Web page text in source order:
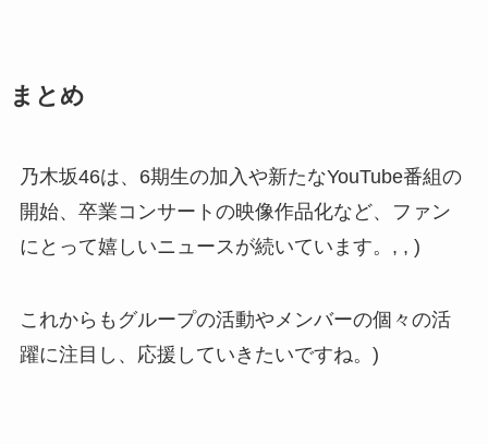
まとめ
乃木坂46は、6期生の加入や新たなYouTube番組の
開始、卒業コンサートの映像作品化など、ファン
にとって嬉しいニュースが続いています。, , )
これからもグループの活動やメンバーの個々の活
躍に注目し、応援していきたいですね。)